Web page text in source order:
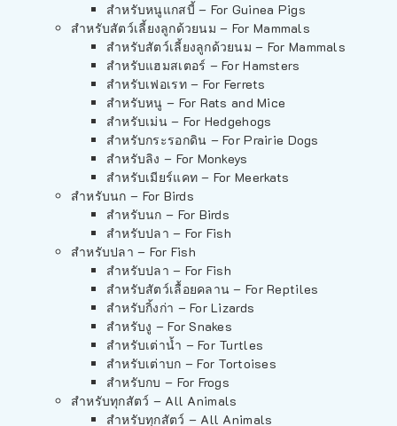
สำหรับหนูแกสบี้ – For Guinea Pigs
สำหรับสัตว์เลี้ยงลูกด้วยนม – For Mammals
สำหรับสัตว์เลี้ยงลูกด้วยนม – For Mammals
สำหรับแฮมสเตอร์ – For Hamsters
สำหรับเฟอเรท – For Ferrets
สำหรับหนู – For Rats and Mice
สำหรับเม่น – For Hedgehogs
สำหรับกระรอกดิน – For Prairie Dogs
สำหรับลิง – For Monkeys
สำหรับเมียร์แคท – For Meerkats
สำหรับนก – For Birds
สำหรับนก – For Birds
สำหรับปลา – For Fish
สำหรับปลา – For Fish
สำหรับปลา – For Fish
สำหรับสัตว์เลื้อยคลาน – For Reptiles
สำหรับกิ้งก่า – For Lizards
สำหรับงู – For Snakes
สำหรับเต่าน้ำ – For Turtles
สำหรับเต่าบก – For Tortoises
สำหรับกบ – For Frogs
สำหรับทุกสัตว์ – All Animals
สำหรับทุกสัตว์ – All Animals